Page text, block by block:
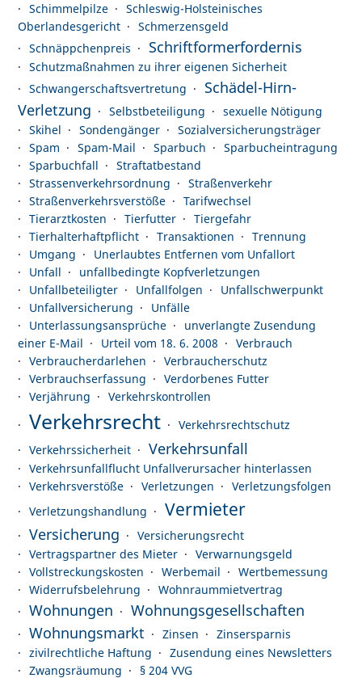
Schimmelpilze
Schleswig-Holsteinisches
Oberlandesgericht
Schmerzensgeld
Schnäppchenpreis
Schriftformerfordernis
Schutzmaßnahmen zu ihrer eigenen Sicherheit
Schwangerschaftsvertretung
Schädel-Hirn-
Verletzung
Selbstbeteiligung
sexuelle Nötigung
Skihel
Sondengänger
Sozialversicherungsträger
Spam
Spam-Mail Sparbuch
Sparbucheintragung
Sparbuchfall
Straftatbestand
Strassenverkehrsordnung
Straßenverkehr
Straßenverkehrsverstöße
Tarifwechsel
Tierarztkosten
Tierfutter
Tiergefahr
Tierhalterhaftpflicht
Transaktionen
Trennung
Umgang
Unerlaubtes Entfernen vom Unfallort
Unfall
unfallbedingte Kopfverletzungen
Unfallbeteiligter
Unfallfolgen
Unfallschwerpunkt
Unfallversicherung
Unfälle
Unterlassungsansprüche
unverlangte Zusendung
einer E-Mail
Urteil vom 18. 6. 2008
Verbrauch
Verbraucherdarlehen
Verbraucherschutz
Verbrauchserfassung
Verdorbenes Futter
Verjährung
Verkehrskontrollen
Verkehrsrecht
Verkehrsrechtschutz
Verkehrssicherheit
Verkehrsunfall
Verkehrsunfallflucht Unfallverursacher hinterlassen
Verkehrsverstöße
Verletzungen
Verletzungsfolgen
Verletzungshandlung
Vermieter
Versicherung
Versicherungsrecht
Vertragspartner des Mieter
Verwarnungsgeld
Vollstreckungskosten
Werbemail
Wertbemessung
Widerrufsbelehrung
Wohnraummietvertrag
Wohnungen
Wohnungsgesellschaften
Wohnungsmarkt
Zinsen
Zinsersparnis
zivilrechtliche Haftung
Zusendung eines Newsletters
Zwangsräumung
§ 204 VVG